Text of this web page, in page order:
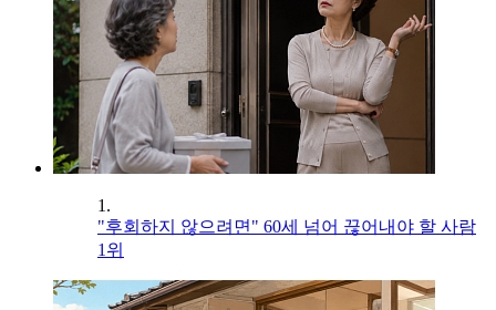
1.
"후회하지 않으려면" 60세 넘어 끊어내야 할 사람
1위